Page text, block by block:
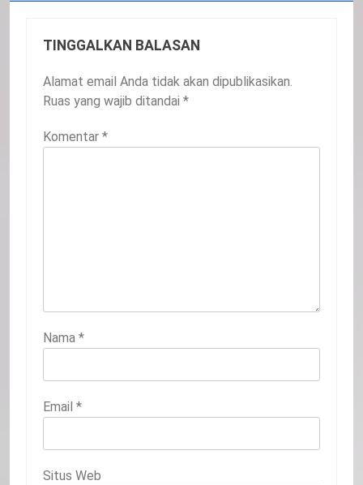
TINGGALKAN BALASAN
Alamat email Anda tidak akan dipublikasikan.
Ruas yang wajib ditandai *
Komentar *
Nama *
Email *
Situs Web